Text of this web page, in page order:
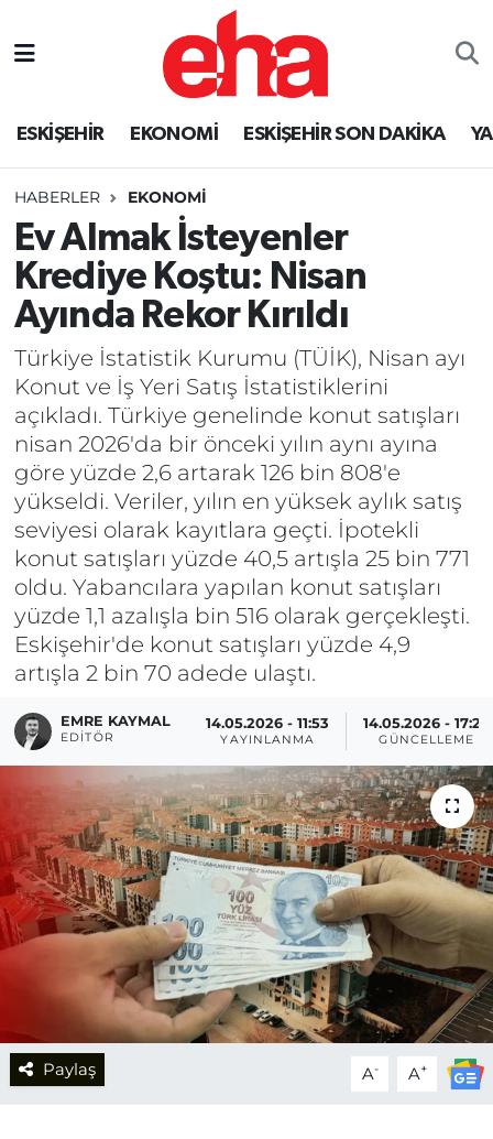
ESKİŞEHİR EKONOMİ ESKİŞEHİR SON DAKİKA
HABERLER EKONOMİ
Ev Almak İsteyenler
Krediye Koştu: Nisan
Ayında Rekor Kırıldı
Türkiye İstatistik Kurumu (TÜİK), Nisan ayı
Konut ve İş Yeri Satış İstatistiklerini
açıkladı. Türkiye genelinde konut satışları
nisan 2026'da bir önceki yılın aynı ayına
göre yüzde 2,6 artarak 126 bin 808'e
yükseldi. Veriler, yılın en yüksek aylık satış
seviyesi olarak kayıtlara geçti. İpotekli
konut satışları yüzde 40,5 artışla 25 bin 771
oldu. Yabancılara yapılan konut satışları
yüzde 1,1 azalışla bin 516 olarak gerçekleşti.
Eskişehir'de konut satışları yüzde 4,9
artışla 2 bin 70 adede ulaştı.
EMRE KAYMAL
EDITÖR
14.05.2026 - 11:53
YAYINLANMA
14.05.2026 - 17:23
GÜNCELLEME
Paylaş A- A+